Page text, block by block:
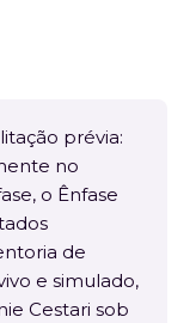
prévia:
no
o Ênfase
de
e simulado,
Cestari sob